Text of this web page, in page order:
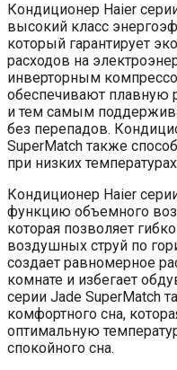
Кондиционер Haier
высокий класс
который гарантирует
расходов на
инверторным
обеспечивают плавную
и тем самым
без перепадов.
SuperMatch также
при низких
Кондиционер Haier
функцию объемного
которая позволяет
воздушных струй по
создает равномерное
комнате и избегает
серии Jade SuperMatch
комфортного сна,
оптимальную
спокойного сна.